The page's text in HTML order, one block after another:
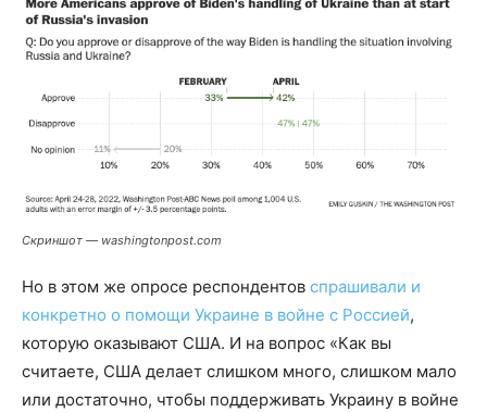
Скриншот — washingtonpost.com
Но в этом же опросе респондентов спрашивали и
конкретно о помощи Украине в войне с Россией,
которую оказывают США. И на вопрос «Как вы
считаете, США делает слишком много, слишком мало
или достаточно, чтобы поддерживать Украину в войне